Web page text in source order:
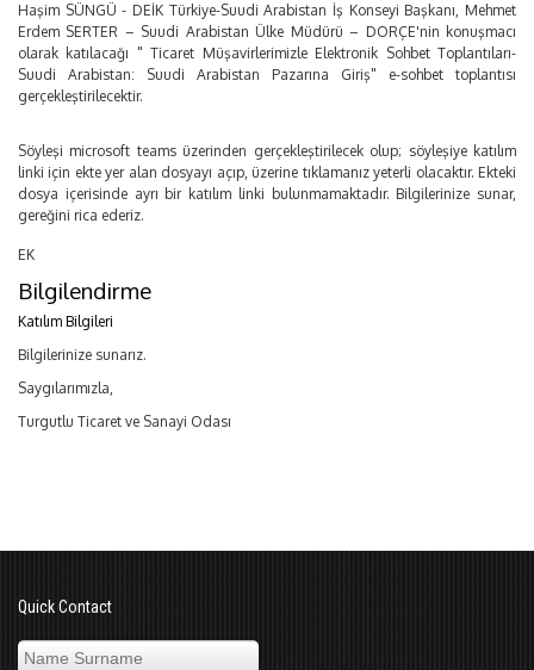
Haşim SÜNGÜ - DEİK Türkiye-Suudi Arabistan İş Konseyi Başkanı, Mehmet
Erdem SERTER – Suudi Arabistan Ülke Müdürü – DORÇE'nin konuşmacı
olarak katılacağı " Ticaret Müşavirlerimizle Elektronik Sohbet Toplantıları-
Suudi Arabistan: Suudi Arabistan Pazarına Giriş" e-sohbet toplantısı
gerçekleştirilecektir.
Söyleşi microsoft teams üzerinden gerçekleştirilecek olup; söyleşiye katılım
linki için ekte yer alan dosyayı açıp, üzerine tıklamanız yeterli olacaktır. Ekteki
dosya içerisinde ayrı bir katılım linki bulunmamaktadır. Bilgilerinize sunar,
gereğini rica ederiz.
EK
Bilgilendirme
Katılım Bilgileri
Bilgilerinize sunarız.
Saygılarımızla,
Turgutlu Ticaret ve Sanayi Odası
Quick Contact